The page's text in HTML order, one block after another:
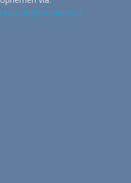
redactie@merwertv.nl